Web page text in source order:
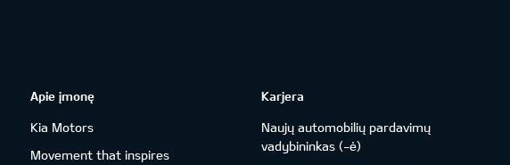
Apie įmonę
Kia Motors
Movement that inspires
Karjera
Naujų automobilių pardavimų
vadybininkas (-ė)